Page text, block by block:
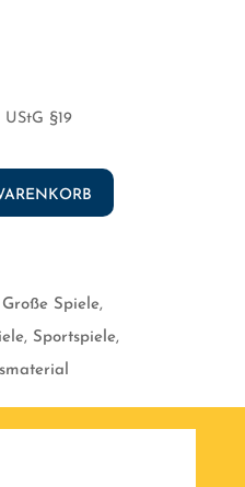
§19
Große Spiele,
, Sportspiele,